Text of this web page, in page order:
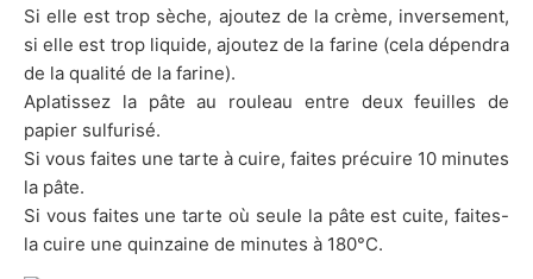
Si elle est trop sèche, ajoutez de la crème, inversement,
si elle est trop liquide, ajoutez de la farine (cela dépendra
de la qualité de la farine).
Aplatissez la pâte au rouleau entre deux feuilles de
papier sulfurisé.
Si vous faites une tarte à cuire, faites précuire 10 minutes
la pâte.
Si vous faites une tarte où seule la pâte est cuite, faites-
la cuire une quinzaine de minutes à 180°C.